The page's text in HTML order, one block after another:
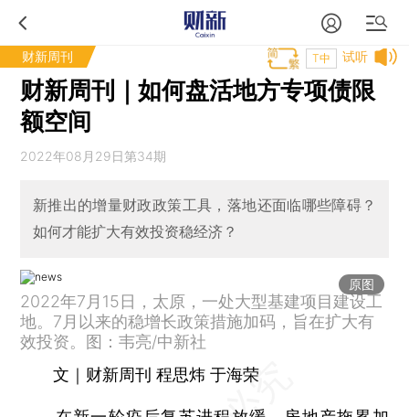
财新周刊 试听
T中
财新周刊｜如何盘活地方专项债限
额空间
2022年08月29日第34期
新推出的增量财政政策工具，落地还面临哪些障碍？
如何才能扩大有效投资稳经济？
原图
2022年7月15日，太原，一处大型基建项目建设工
地。7月以来的稳增长政策措施加码，旨在扩大有
效投资。图：韦亮/中新社
文｜财新周刊 程思炜 于海荣